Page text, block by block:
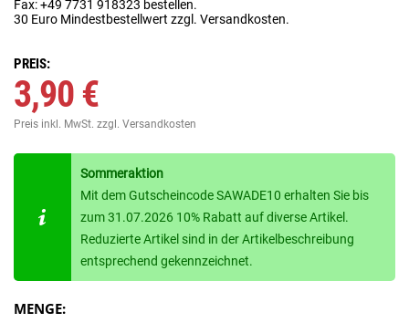
Fax: +49 7731 918323 bestellen.
30 Euro Mindestbestellwert zzgl. Versandkosten.
PREIS:
3,90 €
Preis inkl. MwSt. zzgl. Versandkosten
Sommeraktion
Mit dem Gutscheincode SAWADE10 erhalten Sie bis
zum 31.07.2026 10% Rabatt auf diverse Artikel.
Reduzierte Artikel sind in der Artikelbeschreibung
entsprechend gekennzeichnet.
MENGE: